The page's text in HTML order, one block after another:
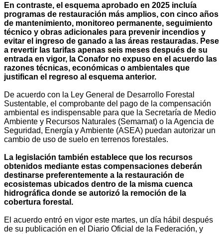
En contraste, el esquema aprobado en 2025 incluía
programas de restauración más amplios, con cinco años
de mantenimiento, monitoreo permanente, seguimiento
técnico y obras adicionales para prevenir incendios y
evitar el ingreso de ganado a las áreas restauradas. Pese
a revertir las tarifas apenas seis meses después de su
entrada en vigor, la Conafor no expuso en el acuerdo las
razones técnicas, económicas o ambientales que
justifican el regreso al esquema anterior.
De acuerdo con la Ley General de Desarrollo Forestal
Sustentable, el comprobante del pago de la compensación
ambiental es indispensable para que la Secretaría de Medio
Ambiente y Recursos Naturales (Semarnat) o la Agencia de
Seguridad, Energía y Ambiente (ASEA) puedan autorizar un
cambio de uso de suelo en terrenos forestales.
La legislación también establece que los recursos
obtenidos mediante estas compensaciones deberán
destinarse preferentemente a la restauración de
ecosistemas ubicados dentro de la misma cuenca
hidrográfica donde se autorizó la remoción de la
cobertura forestal.
El acuerdo entró en vigor este martes, un día hábil después
de su publicación en el Diario Oficial de la Federación, y